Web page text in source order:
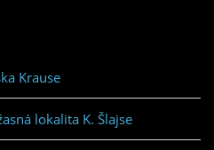
Krause
lokalita K. Šlajse